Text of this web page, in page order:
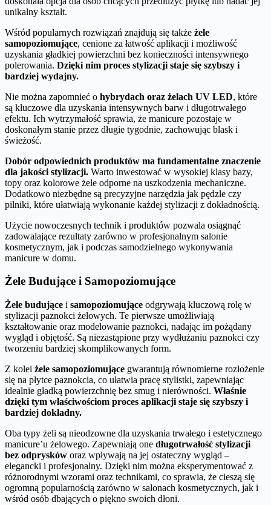
unikalny kształt.
Wśród popularnych rozwiązań znajdują się także żele
samopoziomujące, cenione za łatwość aplikacji i możliwość
uzyskania gładkiej powierzchni bez konieczności intensywnego
polerowania. Dzięki nim proces stylizacji staje się szybszy i
bardziej wydajny.
Nie można zapomnieć o hybrydach oraz żelach UV LED, które
są kluczowe dla uzyskania intensywnych barw i długotrwałego
efektu. Ich wytrzymałość sprawia, że manicure pozostaje w
doskonałym stanie przez długie tygodnie, zachowując blask i
świeżość.
Dobór odpowiednich produktów ma fundamentalne znaczenie
dla jakości stylizacji. Warto inwestować w wysokiej klasy bazy,
topy oraz kolorowe żele odporne na uszkodzenia mechaniczne.
Dodatkowo niezbędne są precyzyjne narzędzia jak pędzle czy
pilniki, które ułatwiają wykonanie każdej stylizacji z dokładnością.
Użycie nowoczesnych technik i produktów pozwala osiągnąć
zadowalające rezultaty zarówno w profesjonalnym salonie
kosmetycznym, jak i podczas samodzielnego wykonywania
manicure w domu.
Żele Budujące i Samopoziomujące
Żele budujące i samopoziomujące odgrywają kluczową rolę w
stylizacji paznokci żelowych. Te pierwsze umożliwiają
kształtowanie oraz modelowanie paznokci, nadając im pożądany
wygląd i objętość. Są niezastąpione przy wydłużaniu paznokci czy
tworzeniu bardziej skomplikowanych form.
Z kolei żele samopoziomujące gwarantują równomierne rozłożenie
się na płytce paznokcia, co ułatwia pracę stylistki, zapewniając
idealnie gładką powierzchnię bez smug i nierówności. Właśnie
dzięki tym właściwościom proces aplikacji staje się szybszy i
bardziej dokładny.
Oba typy żeli są nieodzowne dla uzyskania trwałego i estetycznego
manicure’u żelowego. Zapewniają one długotrwałość stylizacji
bez odprysków oraz wpływają na jej ostateczny wygląd –
elegancki i profesjonalny. Dzięki nim można eksperymentować z
różnorodnymi wzorami oraz technikami, co sprawia, że cieszą się
ogromną popularnością zarówno w salonach kosmetycznych, jak i
wśród osób dbających o piękno swoich dłoni.